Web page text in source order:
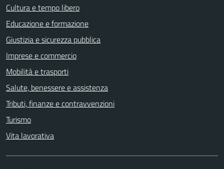
Cultura e tempo libero
Educazione e formazione
Giustizia e sicurezza pubblica
Imprese e commercio
Mobilità e trasporti
Salute, benessere e assistenza
Tributi, finanze e contravvenzioni
Turismo
Vita lavorativa